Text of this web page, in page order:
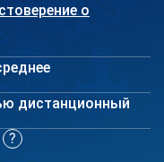
о
дистанционный